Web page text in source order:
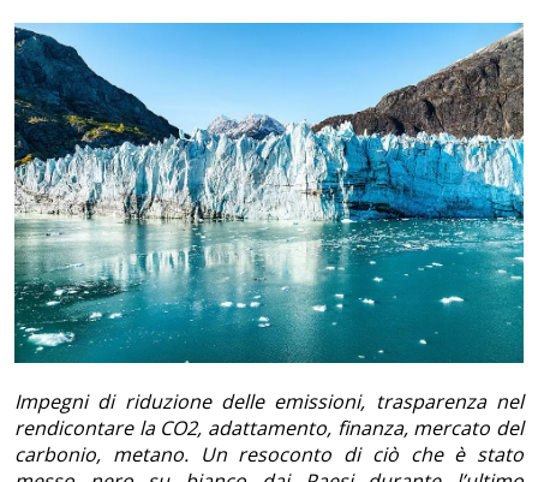
Impegni di riduzione delle emissioni, trasparenza nel
rendicontare la CO2, adattamento, finanza, mercato del
carbonio, metano. Un resoconto di ciò che è stato